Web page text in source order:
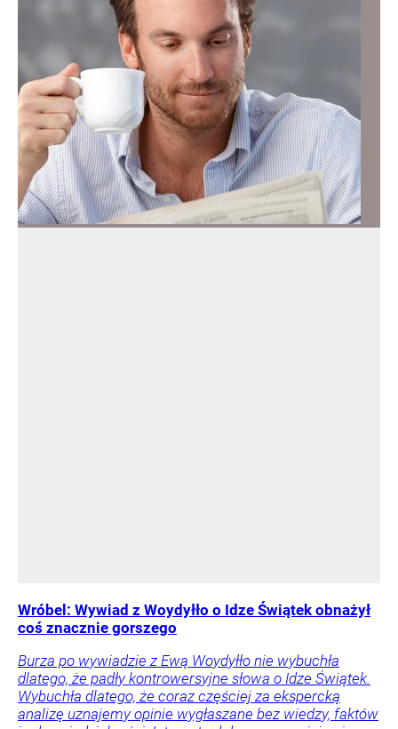
Wróbel: Wywiad z Woydyłło o Idze Świątek obnażył
coś znacznie gorszego
Burza po wywiadzie z Ewą Woydyłło nie wybuchła
dlatego, że padły kontrowersyjne słowa o Idze Świątek.
Wybuchła dlatego, że coraz częściej za ekspercką
analizę uznajemy opinie wygłaszane bez wiedzy, faktów